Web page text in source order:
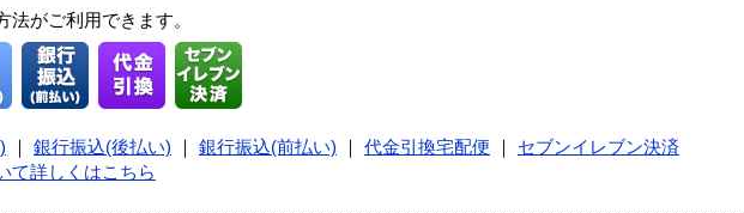
法がご利用できます。
銀行振込(後払い) 銀行振込(前払い) 代金引換宅配便
セブンイレブン決済
て詳しくはこちら